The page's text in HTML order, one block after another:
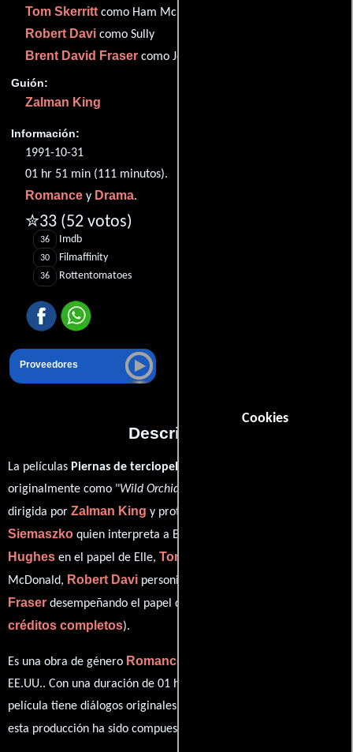
Cookies
Tom Skerrittcomo Ham McDonald
Robert Davi como Sully
Brent David Fraser como Joshua Winslow
Guión:
Zalman King
Información:
1991-10-31
01 hr 51 min (111 minutos).
Romance y Drama.
✮33 (52 votos)
36 Imdb
30 Filmaffinity
36 Rottentomatoes
Proveedores
Descripción
La películas Piernas de terciopelo
originalmente como "Wild Orchid II: Two Shades of Blue
dirigida por Zalman King y protagonizada por
Siemaszko quien interpreta a Blue McDonald,
Hughes en el papel de Elle, Tom Skerritt
McDonald, Robert Davi personificando a Sully y
Fraser desempeñando el papel de Joshua Winslow (
créditos completos).
Es una obra de género Romance
EE.UU.. Con una duración de 01 hr 51 min (111 minutos), esta
película tiene diálogos originales en
esta producción ha sido compuesta por